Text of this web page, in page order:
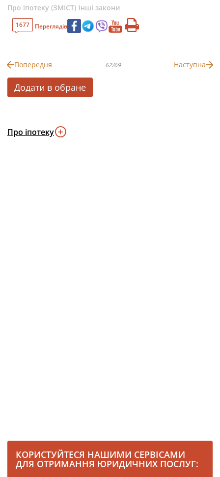
Про іпотеку (ЗМІСТ) Інші закони
1677 Переглядів
Попередня 62/69 Наступна
Додати в обране
Про іпотеку
КОРИСТУЙТЕСЯ НАШИМИ СЕРВІСАМИ
ДЛЯ ОТРИМАННЯ ЮРИДИЧНИХ ПОСЛУГ: